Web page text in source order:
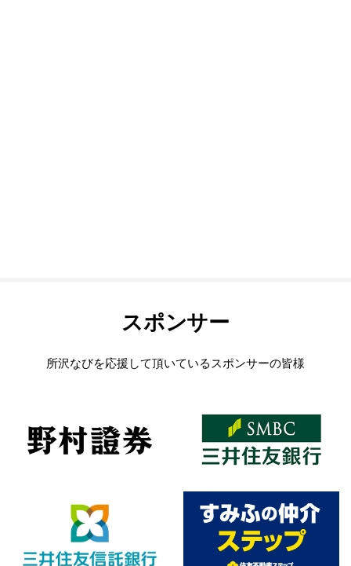
スポンサー
所沢なびを応援して頂いているスポンサーの皆様